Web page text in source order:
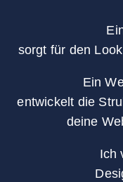
sorgt für den
Ein
entwickelt die
deine
Ich